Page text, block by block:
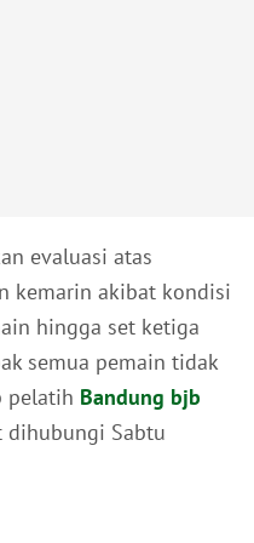
evaluasi atas
kemarin akibat kondisi
hingga set ketiga
semua pemain tidak
pelatih Bandung bjb
dihubungi Sabtu